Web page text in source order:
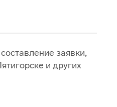
заявки,
и других